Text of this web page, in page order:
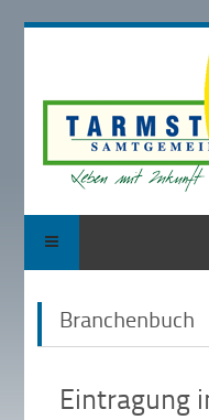
Branchenbuch
Eintragung